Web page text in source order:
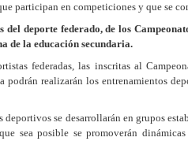
participan en competiciones y que se
del deporte federado, de los
de la educación secundaria.
federadas, las inscritas al
podrán realizarán los entrenamientos
deportivos se desarrollarán en grupos
sea posible se promoverán